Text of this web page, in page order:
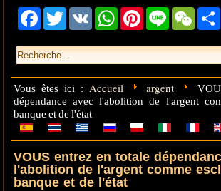
FacebookTwitterVK WhatsAppPinterest
Line
Vous êtes ici : Accueil argent
dépendance avec l'abolition de l'argent
banque et de l'état
VOUS entrez en totale
l'abolition de l'argent comme
banque et de l'état